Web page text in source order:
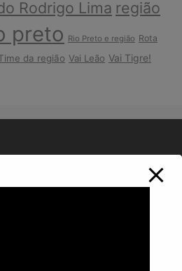
Rodrigo Lima região
preto Rio Preto e região Rota
da região Vai Leão Vai Tigre!